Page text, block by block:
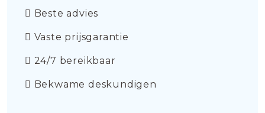
Beste advies
Vaste prijsgarantie
24/7 bereikbaar
Bekwame deskundigen